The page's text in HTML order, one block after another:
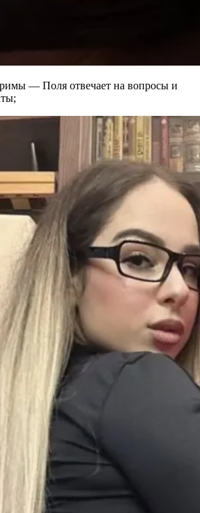
— Поля отвечает на вопросы и